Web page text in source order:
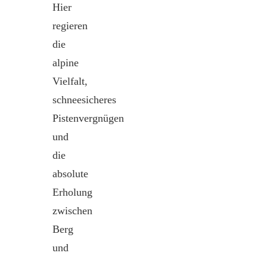
Hier
regieren
die
alpine
Vielfalt,
schneesicheres
Pistenvergnügen
und
die
absolute
Erholung
zwischen
Berg
und